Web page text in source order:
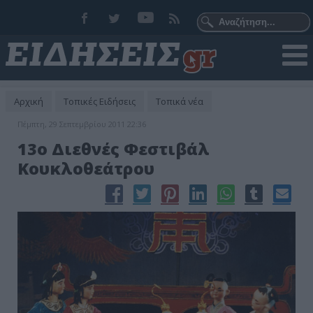
Αρχική Τοπικές Ειδήσεις Τοπικά νέα
Πέμπτη, 29 Σεπτεμβρίου 2011 22:36
13o Διεθνές Φεστιβάλ
Κουκλοθεάτρου